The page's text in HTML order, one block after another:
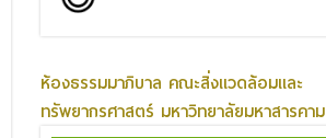
ห้องธรรมมาภิบาล คณะสิ่งแวดล้อมและ
ทรัพยากรศาสตร์ มหาวิทยาลัยมหาสารคาม